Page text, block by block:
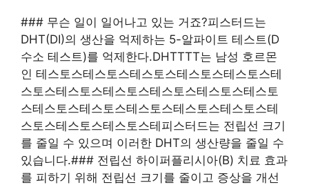
### 무슨 일이 일어나고 있는 거죠?피스터드는
DHT(DI)의 생산을 억제하는 5-알파이트 테스트(D
수소 테스트)를 억제한다.DHTTTT는 남성 호르몬
인 테스토스테스토스테스토스테스토스테스토스테
스토스테스토스테스토스테스토스테스토스테스토
스테스토스테스토스테스토스테스토스테스토스테
스토스테스토스테스토스테피스터드는 전립선 크기
를 줄일 수 있으며 이러한 DHT의 생산량을 줄일 수
있습니다.### 전립선 하이퍼플리시아(B) 치료 효과
를 피하기 위해 전립선 크기를 줄이고 증상을 개선